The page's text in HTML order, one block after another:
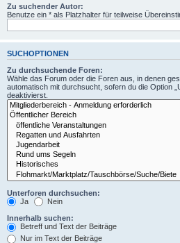
Zu suchender Autor:
Benutze ein * als Platzhalter für teilweise
SUCHOPTIONEN
Zu durchsuchende Foren:
Wähle das Forum oder die Foren aus, in denen
automatisch mit durchsucht, sofern du die Option
deaktivierst.
Unterforen durchsuchen:
Ja
Nein
Innerhalb suchen:
Betreff und Text der Beiträge
Nur im Text der Beiträge